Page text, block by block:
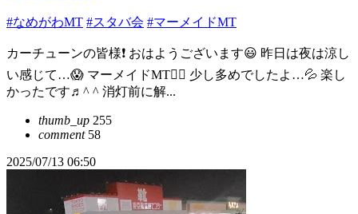
#なめがわMT #スタバ会 #マーメイドMT
カーチューンの皆様❗️ おはようございます😃 昨日は夜は涼し
い感じて…😱 マーメイドMT🧜‍♀️ 少し多めでしたよ…💦 楽し
かったです♬^ ^ 消灯前に解...
thumb_up 255
comment58
2025/07/13 06:50